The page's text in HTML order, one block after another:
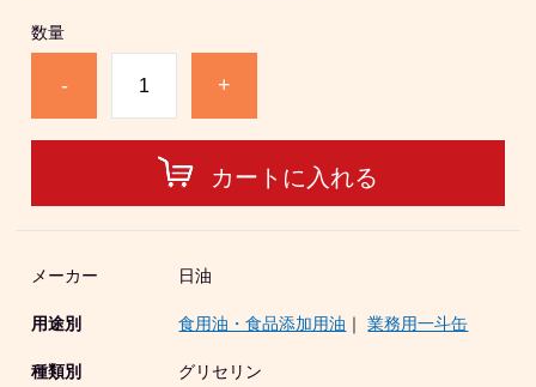
数量
- +
カートに入れる
メーカー 日油
用途別 食用油・食品添加用油 ｜業務用一斗缶
種類別 グリセリン